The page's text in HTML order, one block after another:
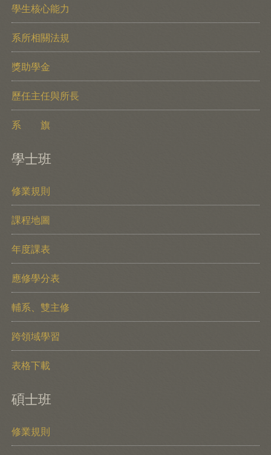
學生核心能力
系所相關法規
獎助學金
歷任主任與所長
系 旗
學士班
修業規則
課程地圖
年度課表
應修學分表
輔系、雙主修
跨領域學習
表格下載
碩士班
修業規則